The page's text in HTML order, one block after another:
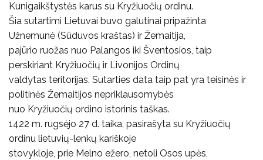
Kunigaikštystės karus su Kryžiuočių ordinu.
Šia sutartimi Lietuvai buvo galutinai pripažinta
Užnemunė (Sūduvos kraštas) ir Žemaitija,
pajūrio ruožas nuo Palangos iki Šventosios, taip
perskiriant Kryžiuočių ir Livonijos Ordinų
valdytas teritorijas. Sutarties data taip pat yra teisinės ir
politinės Žemaitijos nepriklausomybės
nuo Kryžiuočių ordino istorinis taškas.
1422 m. rugsėjo 27 d. taika, pasirašyta su Kryžiuočių
ordinu lietuvių-lenkų kariškoje
stovykloje, prie Melno ežero, netoli Osos upės,